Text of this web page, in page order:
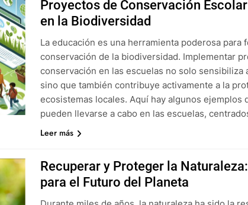
Proyectos de Conservación
en la Biodiversidad
La educación es una herramienta poderosa para
conservación de la biodiversidad. Implementar
conservación en las escuelas no solo sensibiliza
sino que también contribuye activamente a la
ecosistemas locales. Aquí hay algunos ejemplos
pueden llevarse a cabo en las escuelas,
Leer más
Recuperar y Proteger la
para el Futuro del Planeta